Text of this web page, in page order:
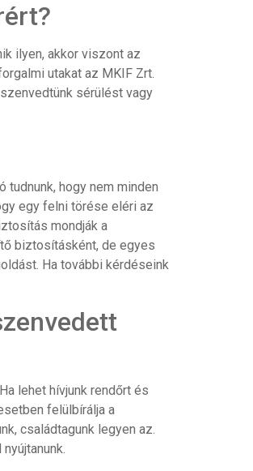
ilyen, akkor viszont az
utakat az MKIF Zrt.
sérülést vagy
hogy nem minden
egy felni törése eléri az
mondják a
biztosításként, de egyes
Ha további kérdéseink
lehet hívjunk rendőrt és
felülbírálja a
családtagunk legyen az.